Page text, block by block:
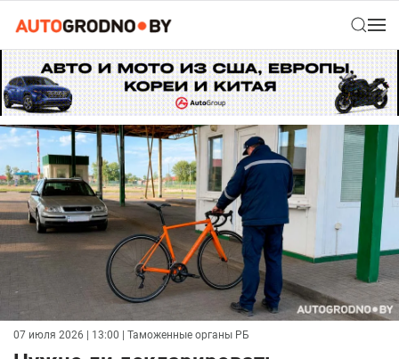
07 июля 2026 | 13:00 | Таможенные органы РБ